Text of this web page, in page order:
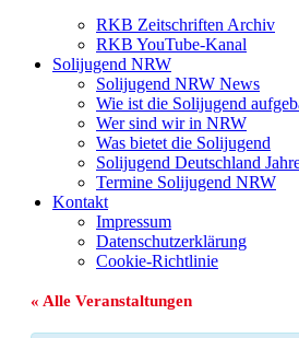
RKB Zeitschriften Archiv
RKB YouTube-Kanal
Solijugend NRW
Solijugend NRW News
Wie ist die Solijugend
Wer sind wir in NRW
Was bietet die Solijugend
Solijugend Deutschland
Termine Solijugend NRW
Kontakt
Impressum
Datenschutzerklärung
Cookie-Richtlinie
« Alle Veranstaltungen